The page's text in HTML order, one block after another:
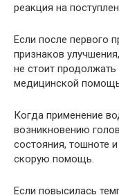
реакция на
Если после первого
признаков
не стоит
медицинской
Когда применение
возникновению
состояния, тошноте
скорую помощь.
Если повысилась